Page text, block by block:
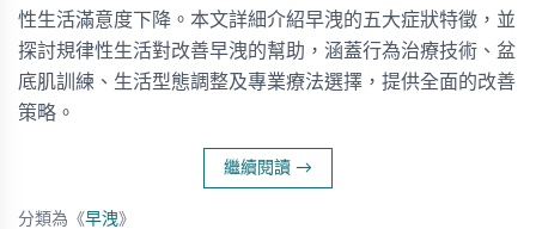
性生活滿意度下降。本文詳細介紹早洩的五大症狀特徵，並
探討規律性生活對改善早洩的幫助，涵蓋行為治療技術、盆
底肌訓練、生活型態調整及專業療法選擇，提供全面的改善
策略。
繼續閱讀 →
分類為《早洩》